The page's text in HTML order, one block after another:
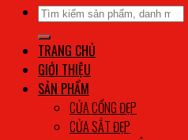
Tìm
kiếm:
TRANG CHỦ
GIỚI THIỆU
SẢN PHẨM
CỬA CỔNG ĐẸP
CỬA SẮT ĐẸP